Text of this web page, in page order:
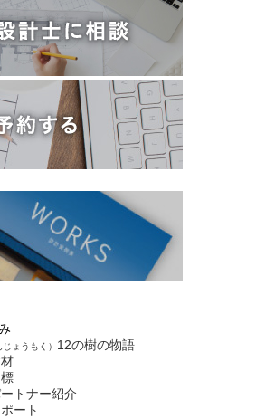
じょうもく）
12の樹の物語
トナー紹介
ート